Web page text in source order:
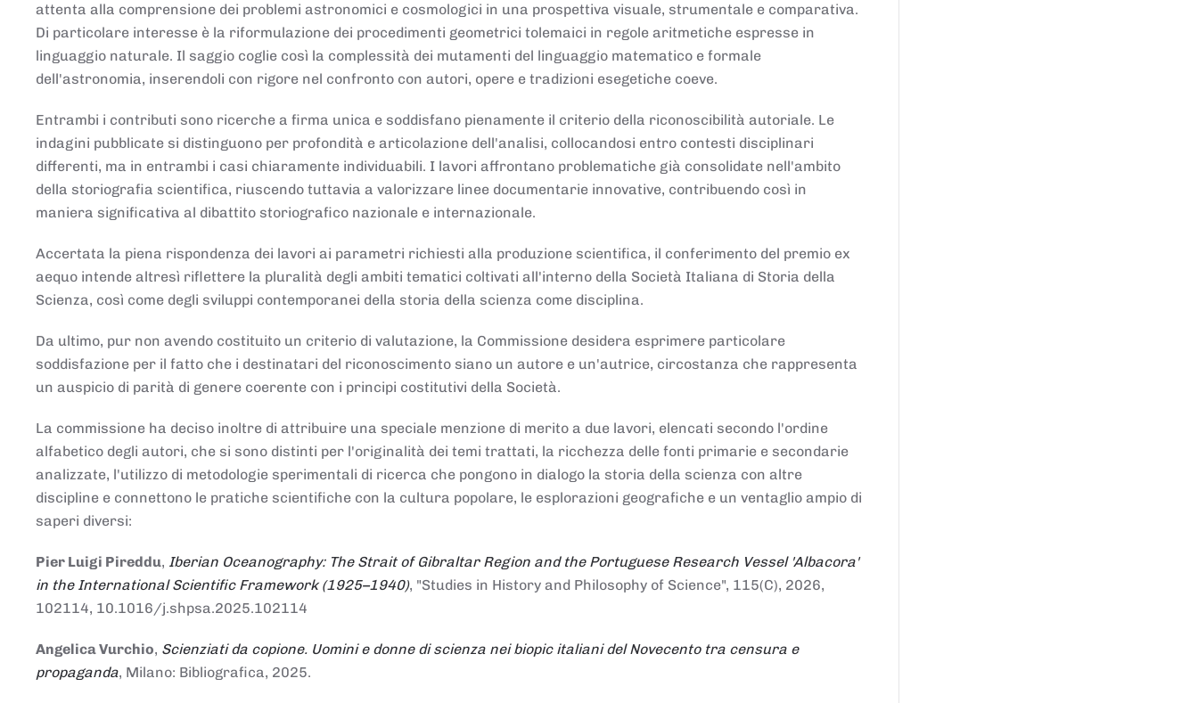
attenta alla comprensione dei problemi astronomici e cosmologici in una prospettiva visuale, strumentale e comparativa.
Di particolare interesse è la riformulazione dei procedimenti geometrici tolemaici in regole aritmetiche espresse in
linguaggio naturale. Il saggio coglie così la complessità dei mutamenti del linguaggio matematico e formale
dell'astronomia, inserendoli con rigore nel confronto con autori, opere e tradizioni esegetiche coeve.
Entrambi i contributi sono ricerche a firma unica e soddisfano pienamente il criterio della riconoscibilità autoriale. Le
indagini pubblicate si distinguono per profondità e articolazione dell'analisi, collocandosi entro contesti disciplinari
differenti, ma in entrambi i casi chiaramente individuabili. I lavori affrontano problematiche già consolidate nell'ambito
della storiografia scientifica, riuscendo tuttavia a valorizzare linee documentarie innovative, contribuendo così in
maniera significativa al dibattito storiografico nazionale e internazionale.
Accertata la piena rispondenza dei lavori ai parametri richiesti alla produzione scientifica, il conferimento del premio ex
aequo intende altresì riflettere la pluralità degli ambiti tematici coltivati all'interno della Società Italiana di Storia della
Scienza, così come degli sviluppi contemporanei della storia della scienza come disciplina.
Da ultimo, pur non avendo costituito un criterio di valutazione, la Commissione desidera esprimere particolare
soddisfazione per il fatto che i destinatari del riconoscimento siano un autore e un'autrice, circostanza che rappresenta
un auspicio di parità di genere coerente con i principi costitutivi della Società.
La commissione ha deciso inoltre di attribuire una speciale menzione di merito a due lavori, elencati secondo l'ordine
alfabetico degli autori, che si sono distinti per l'originalità dei temi trattati, la ricchezza delle fonti primarie e secondarie
analizzate, l'utilizzo di metodologie sperimentali di ricerca che pongono in dialogo la storia della scienza con altre
discipline e connettono le pratiche scientifiche con la cultura popolare, le esplorazioni geografiche e un ventaglio ampio di
saperi diversi:
Pier Luigi Pireddu, Iberian Oceanography: The Strait of Gibraltar Region and the Portuguese Research Vessel 'Albacora'
in the International Scientific Framework (1925–1940), "Studies in History and Philosophy of Science", 115(C), 2026,
102114, 10.1016/j.shpsa.2025.102114
Angelica Vurchio, Scienziati da copione. Uomini e donne di scienza nei biopic italiani del Novecento tra censura e
propaganda, Milano: Bibliografica, 2025.